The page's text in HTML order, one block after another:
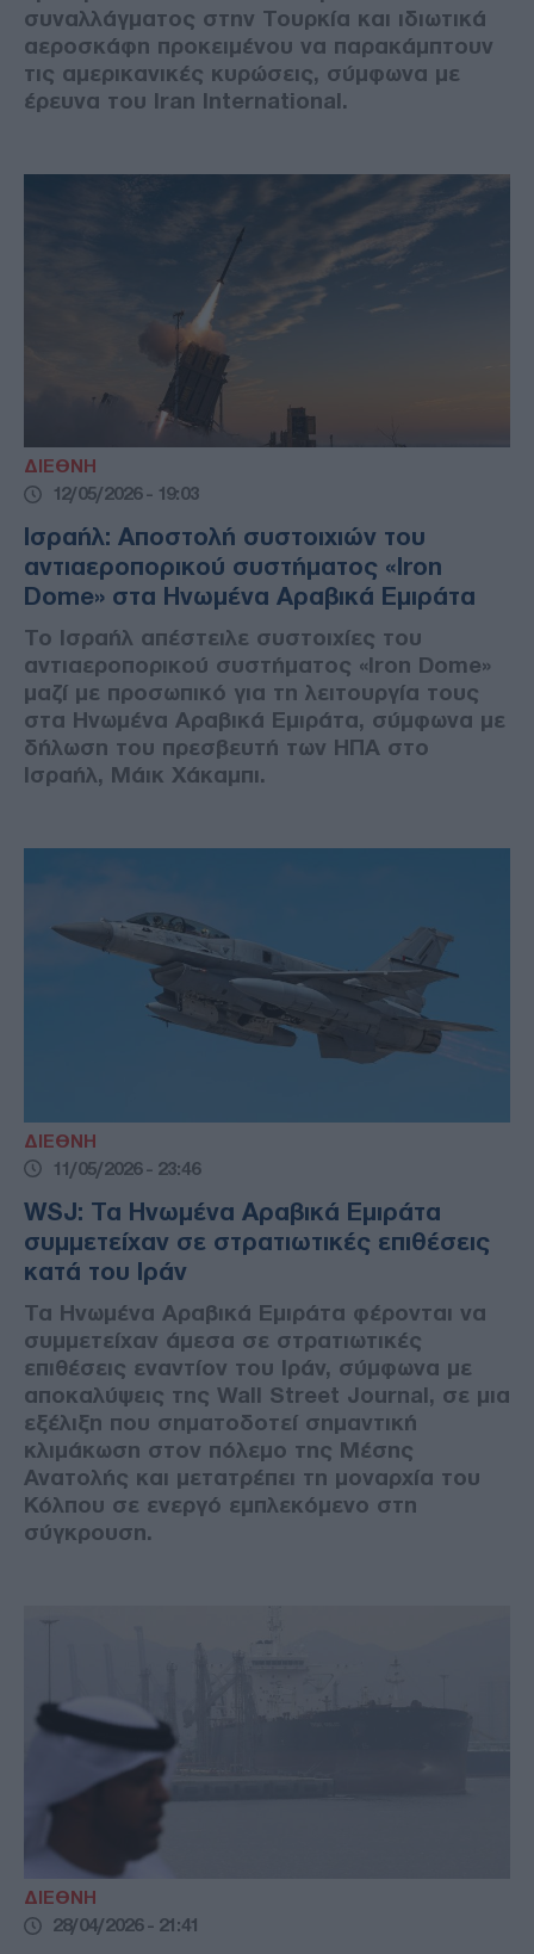
συναλλάγματος στην Τουρκία και ιδιωτικά
αεροσκάφη προκειμένου να παρακάμπτουν
τις αμερικανικές κυρώσεις, σύμφωνα με
έρευνα του Iran International.
ΔΙΕΘΝΗ
12/05/2026 - 19:03
Ισραήλ: Αποστολή συστοιχιών του
αντιαεροπορικού συστήματος «Iron
Dome» στα Ηνωμένα Αραβικά Εμιράτα
Το Ισραήλ απέστειλε συστοιχίες του
αντιαεροπορικού συστήματος «Iron Dome»
μαζί με προσωπικό για τη λειτουργία τους
στα Ηνωμένα Αραβικά Εμιράτα, σύμφωνα με
δήλωση του πρεσβευτή των ΗΠΑ στο
Ισραήλ, Μάικ Χάκαμπι.
ΔΙΕΘΝΗ
11/05/2026 - 23:46
WSJ: Τα Ηνωμένα Αραβικά Εμιράτα
συμμετείχαν σε στρατιωτικές επιθέσεις
κατά του Ιράν
Τα Ηνωμένα Αραβικά Εμιράτα φέρονται να
συμμετείχαν άμεσα σε στρατιωτικές
επιθέσεις εναντίον του Ιράν, σύμφωνα με
αποκαλύψεις της Wall Street Journal, σε μια
εξέλιξη που σηματοδοτεί σημαντική
κλιμάκωση στον πόλεμο της Μέσης
Ανατολής και μετατρέπει τη μοναρχία του
Κόλπου σε ενεργό εμπλεκόμενο στη
σύγκρουση.
ΔΙΕΘΝΗ
28/04/2026 - 21:41